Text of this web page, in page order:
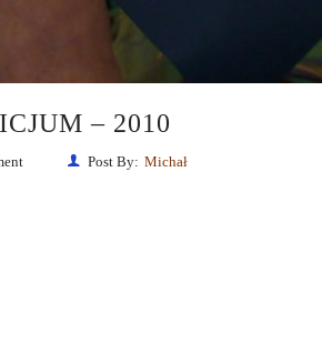
– 2010
Post By: Michał